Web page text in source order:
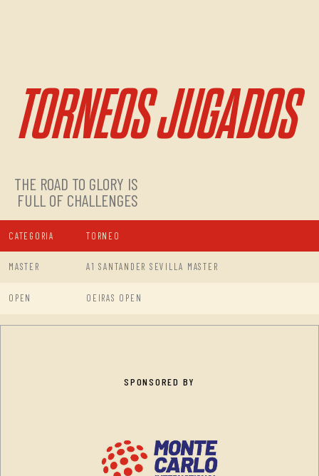
TORNEOS JUGADOS
THE ROAD TO GLORY IS
FULL OF CHALLENGES
CATEGORIA TORNEO
MASTER A1 SANTANDER SEVILLA MASTER
OPEN OEIRAS OPEN
SPONSORED BY